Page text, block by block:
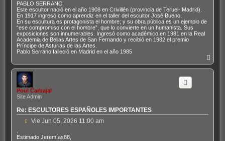
PABLO SERRANO
Este escultor nació en el año 1908 en Crivillén (provincia de Teruel- Madrid).
En 1917 ingresó como aprendiz en el taller del escultor José Bueno.
En su escultura es protagonista el hombre; y su obra pública es un ejemplo de
“ese compromiso con el hombre”, que lo convierte en un humanista. Sus
exposiciones son innumerables. Ingresó como académico en 1981 en la Real
Academia de Bellas Artes de San Fernando y recibió en 1982 el premio
Príncipe de Asturias de las Artes.
Pablo Serrano falleció en Madrid en el año 1985
r
r
Poul Carbajal
Site Admin
Re: ESCULTORES ESPAÑOLES IMPORTANTES
M
n
Vie Jun 05, 2026 11:00 am
Estimado Jeremías88,